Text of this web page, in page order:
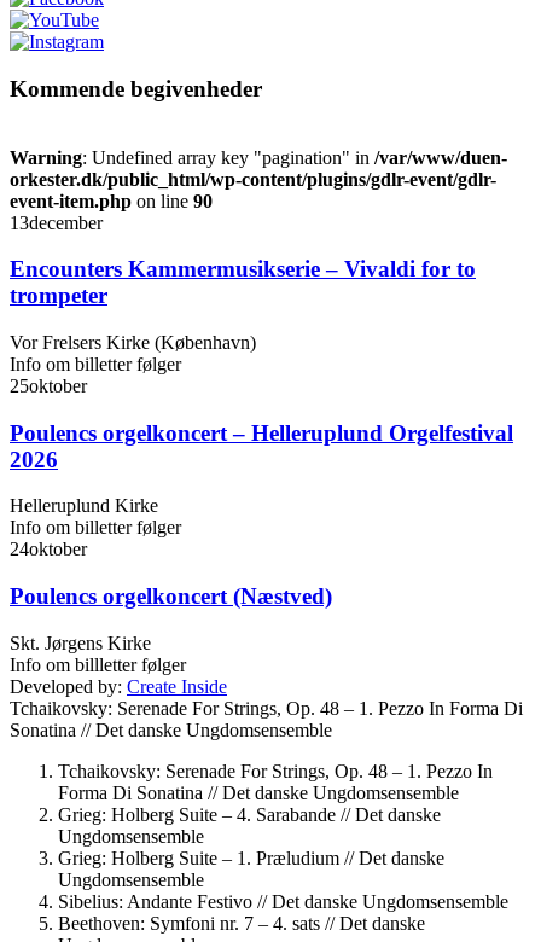
Kommende begivenheder
Warning: Undefined array key "pagination" in /var/www/duen-
orkester.dk/public_html/wp-content/plugins/gdlr-event/gdlr-
event-item.php on line 90
13december
Encounters Kammermusikserie – Vivaldi for to
trompeter
Vor Frelsers Kirke (København)
Info om billetter følger
25oktober
Poulencs orgelkoncert – Helleruplund Orgelfestival
2026
Helleruplund Kirke
Info om billetter følger
24oktober
Poulencs orgelkoncert (Næstved)
Skt. Jørgens Kirke
Info om billletter følger
Developed by: Create Inside
Tchaikovsky: Serenade For Strings, Op. 48 – 1. Pezzo In Forma Di
Sonatina //Det danske Ungdomsensemble
Tchaikovsky: Serenade For Strings, Op. 48 – 1. Pezzo In
Forma Di Sonatina //Det danske Ungdomsensemble
Grieg: Holberg Suite – 4. Sarabande //Det danske
Ungdomsensemble
Grieg: Holberg Suite – 1. Præludium //Det danske
Ungdomsensemble
Sibelius: Andante Festivo //Det danske Ungdomsensemble
Beethoven: Symfoni nr. 7 – 4. sats //Det danske